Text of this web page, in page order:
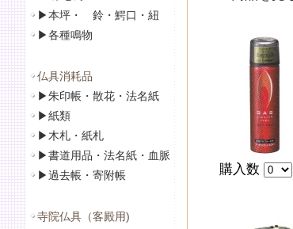
▶本坪・ 鈴・鰐口・紐
▶各種鳴物
仏具消耗品
▶朱印帳・散花・法名紙
▶紙類
▶ 木札・紙札
▶書道用品・法名紙・血脈
▶過去帳・寄附帳
寺院仏具（客殿用)
購入数